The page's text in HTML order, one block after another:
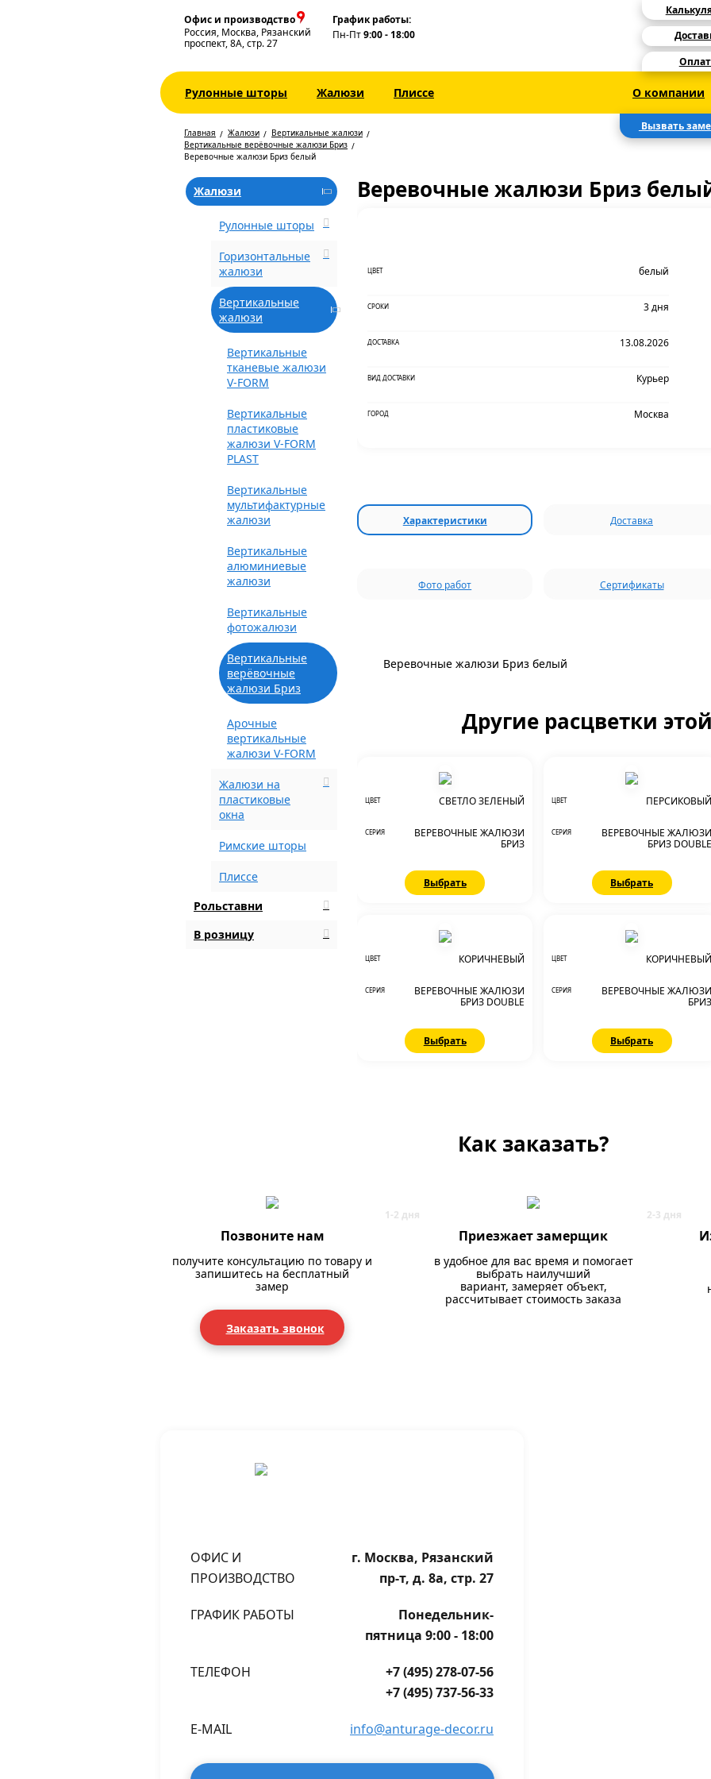
Офис и производство
Россия, Москва, Рязанский
проспект, 8А, стр. 27
График работы:
Пн-Пт9:00 - 18:00
Рулонные шторы Жалюзи Плиссе О компании
Вызвать
Главная Жалюзи
Вертикальные жалюзи
Вертикальные верёвочные жалюзи Бриз
Веревочные жалюзи Бриз белый
Жалюзи
Рулонные шторы
Горизонтальные
жалюзи
Вертикальные
жалюзи
Вертикальные
тканевые жалюзи
V-FORM
Вертикальные
пластиковые
жалюзи V-FORM
PLAST
Вертикальные
мультифактурные
жалюзи
Вертикальные
алюминиевые
жалюзи
Вертикальные
фотожалюзи
Вертикальные
верёвочные
жалюзи Бриз
Арочные
вертикальные
жалюзи V-FORM
Жалюзи на
пластиковые
окна
Римские шторы
Плиссе
Рольставни
В розницу
Веревочные жалюзи Бриз
ЦВЕТ белый
СРОКИ 3 дня
ДОСТАВКА 13.08.2026
ВИД ДОСТАВКИ Курьер
ГОРОД Москва
Характеристики Доставка
Фото работ Сертификаты
Веревочные жалюзи Бриз белый
Другие расцветки
ЦВЕТ СВЕТЛО ЗЕЛЕНЫЙ
СЕРИЯ
ВЕРЕВОЧНЫЕ ЖАЛЮЗИ
БРИЗ
Выбрать
ЦВЕТ ПЕРСИКОВЫЙ
СЕРИЯ
ВЕРЕВОЧНЫЕ ЖАЛЮЗИ
БРИЗ DOUBLE
Выбрать
ЦВЕТ КОРИЧНЕВЫЙ
СЕРИЯ
ВЕРЕВОЧНЫЕ ЖАЛЮЗИ
БРИЗ DOUBLE
Выбрать
ЦВЕТ КОРИЧНЕВЫЙ
СЕРИЯ
ВЕРЕВОЧНЫЕ ЖАЛЮЗИ
БРИЗ
Выбрать
Как заказать?
Позвоните нам
получите консультацию по товару и
запишитесь на бесплатный
замер
Заказать звонок
Приезжает замерщик
в удобное для вас время и помогает
выбрать наилучший
вариант, замеряет объект,
рассчитывает стоимость заказа
ОФИС И
ПРОИЗВОДСТВО
г. Москва, Рязанский
пр-т, д. 8а, стр. 27
ГРАФИК РАБОТЫ
Понедельник-
пятница 9:00 - 18:00
ТЕЛЕФОН
+7 (495) 278-07-56
+7 (495) 737-56-33
E-MAIL info@anturage-decor.ru